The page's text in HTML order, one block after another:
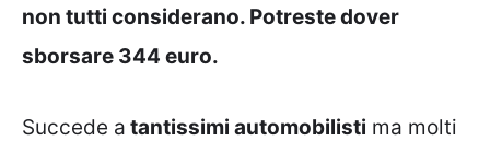
non tutti considerano. Potreste dover
sborsare 344 euro.
Succede a tantissimi automobilisti ma molti